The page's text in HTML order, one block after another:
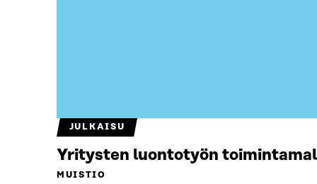
JULKAISU
Yritysten luontotyön
MUISTIO